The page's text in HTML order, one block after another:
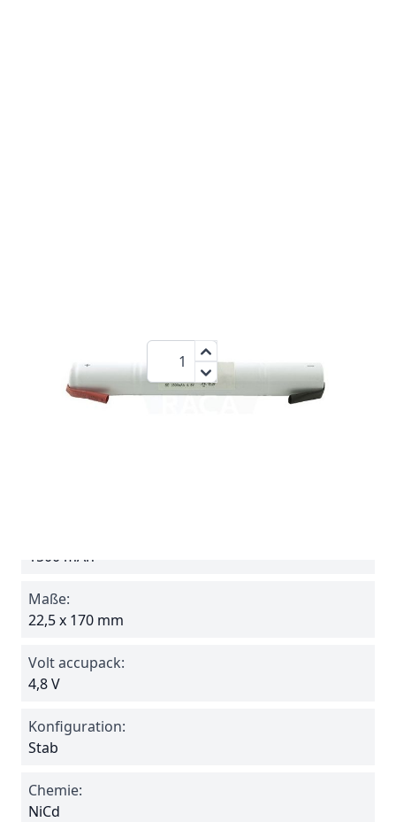
zzgl.MwSt.:22,55 €
Menge
Batterie ohne Anschlußkabel, separat bestellen
1500 mAh
Maße:
22,5 x 170 mm
Volt accupack:
4,8 V
Konfiguration:
Stab
Chemie:
NiCd